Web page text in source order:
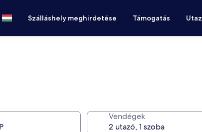
Szálláshely meghirdetése Támogatás
Vendégek